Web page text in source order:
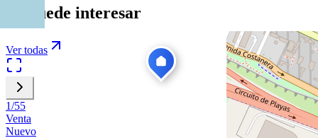
Te puede interesar
Ver todas
1/55
Venta
Nuevo